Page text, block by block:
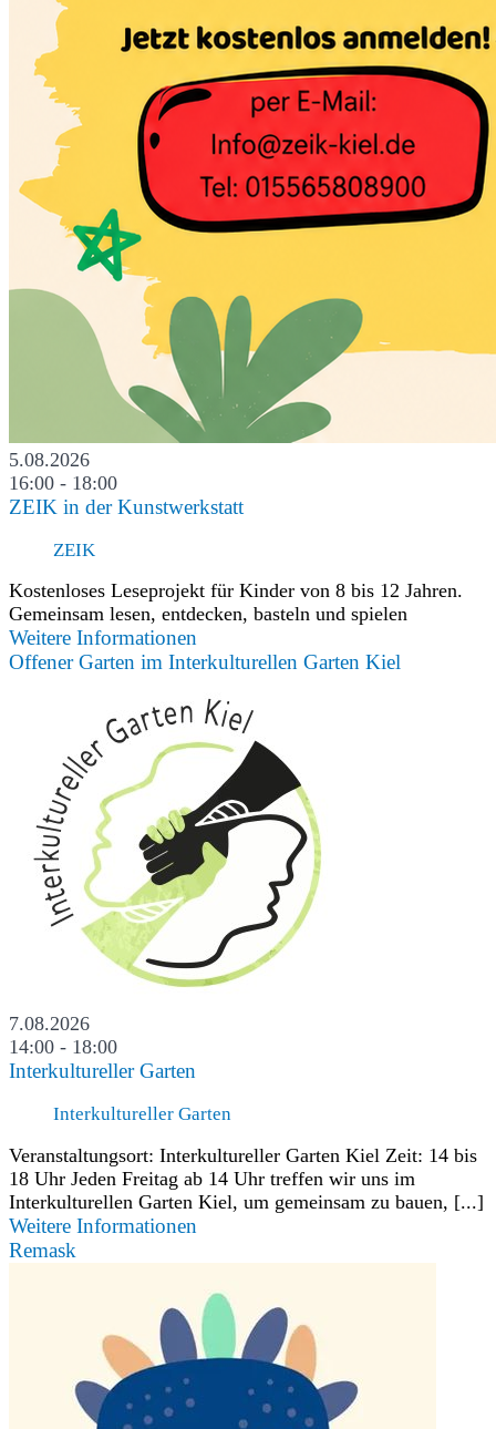
5.08.2026
16:00 - 18:00
ZEIK in der Kunstwerkstatt
ZEIK
Kostenloses Leseprojekt für Kinder von 8 bis 12 Jahren.
Gemeinsam lesen, entdecken, basteln und spielen
Weitere Informationen
Offener Garten im Interkulturellen Garten Kiel
7.08.2026
14:00 - 18:00
Interkultureller Garten
Interkultureller Garten
Veranstaltungsort: Interkultureller Garten Kiel Zeit: 14 bis
18 Uhr Jeden Freitag ab 14 Uhr treffen wir uns im
Interkulturellen Garten Kiel, um gemeinsam zu bauen, [...]
Weitere Informationen
Remask